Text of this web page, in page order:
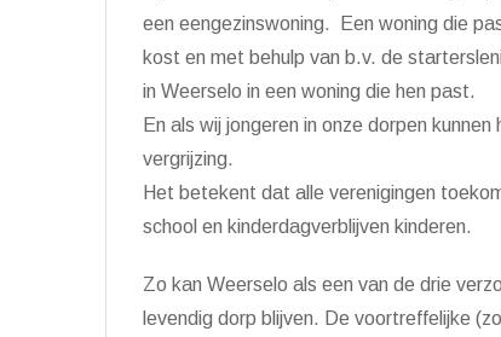
een eengezinswoning. Een woning die
kost en met behulp van b.v. de
in Weerselo in een woning die hen past.
En als wij jongeren in onze dorpen
vergrijzing.
Het betekent dat alle verenigingen
school en kinderdagverblijven kinderen.
Zo kan Weerselo als een van de drie
levendig dorp blijven. De voortreffelijke